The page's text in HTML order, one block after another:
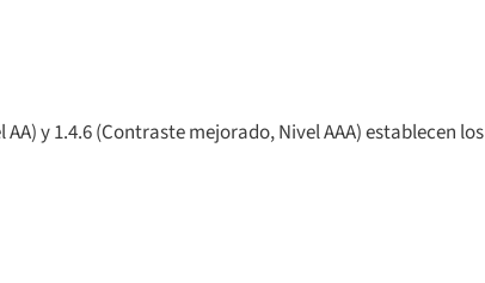
y 1.4.6 (Contraste mejorado, Nivel AAA) establecen los